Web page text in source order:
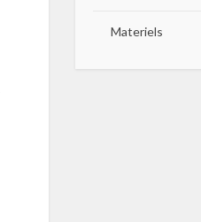
Materiels